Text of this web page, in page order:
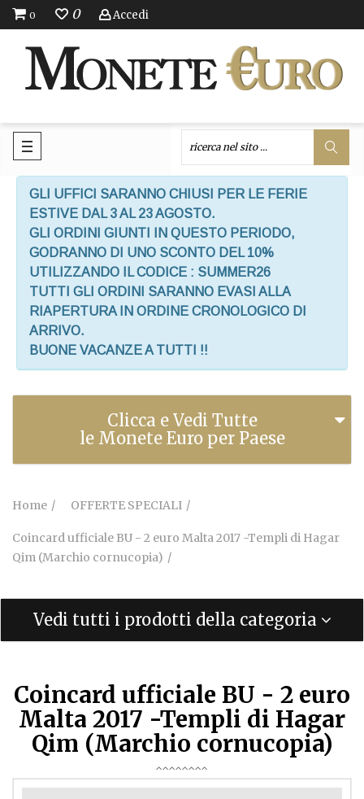
0 0 Accedi
GLI UFFICI SARANNO CHIUSI PER LE FERIE
ESTIVE DAL 3 AL 23 AGOSTO.
GLI ORDINI GIUNTI IN QUESTO PERIODO,
GODRANNO DI UNO SCONTO DEL 10%
UTILIZZANDO IL CODICE : SUMMER26
TUTTI GLI ORDINI SARANNO EVASI ALLA
RIAPERTURA IN ORDINE CRONOLOGICO DI
ARRIVO.
BUONE VACANZE A TUTTI !!
Clicca e Vedi Tutte
le Monete Euro per Paese
Home OFFERTE SPECIALI
Coincard ufficiale BU - 2 euro Malta 2017 -Templi di Hagar
Qim (Marchio cornucopia)
Vedi tutti i prodotti della categoria
Coincard ufficiale BU - 2 euro
Malta 2017 -Templi di Hagar
Qim (Marchio cornucopia)